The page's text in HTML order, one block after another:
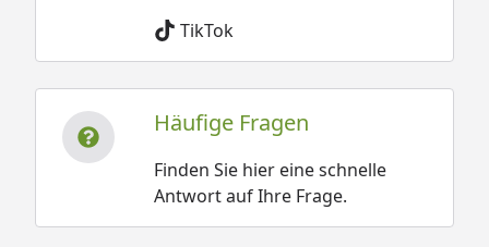
TikTok
Häufige Fragen
Finden Sie hier eine schnelle
Antwort auf Ihre Frage.